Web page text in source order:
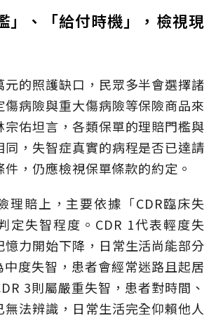
」、「給付時機」，檢視現
元的照護缺口，民眾多半會選擇諸
傷病險與重大傷病險等保險商品來
宗佑坦言，各類保單的理賠門檻與
同，失智症真實的病程是否已達請
，仍應檢視保單條款的約定。
理賠上，主要依據「CDR臨床失
定失智程度。CDR 1代表輕度失
憶力開始下降，日常生活尚能部分
中度失智，患者會經常迷路且起居
3則屬嚴重失智，患者對時間、
法辨識，日常生活完全仰賴他人